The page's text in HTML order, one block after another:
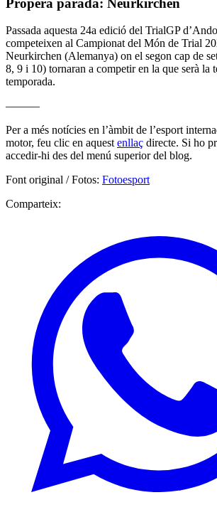
Passada aquesta 24a edició del TrialGP
competeixen al Campionat del Món de Trial
Neurkirchen (Alemanya) on el segon cap de
8, 9 i 10) tornaran a competir en la que serà la
temporada.
———
Per a més notícies en l’àmbit de l’esport
motor, feu clic en aquest enllaç directe. Si ho
accedir-hi des del menú superior del blog.
Font original / Fotos: Fotoesport
Comparteix: